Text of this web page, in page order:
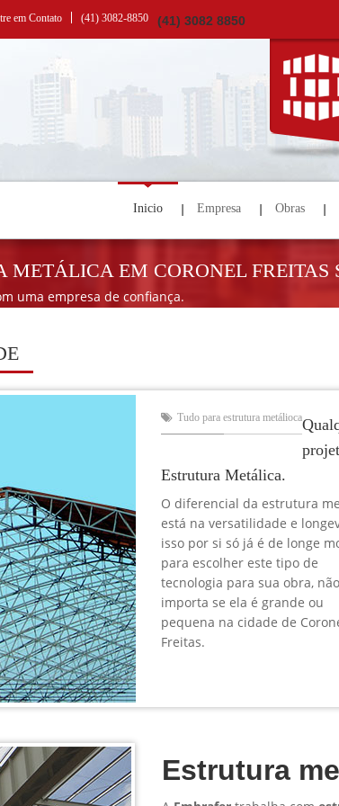
TELEFONE *
CIDADE *
MENSAGEM *